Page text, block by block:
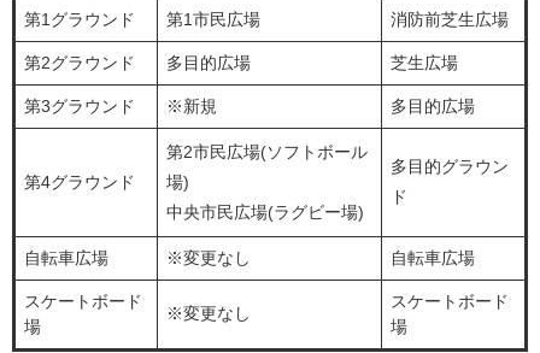
第1グラウンド 第1市民広場 消防前芝生広場
第2グラウンド 多目的広場 芝生広場
第3グラウンド ※新規 多目的広場
第4グラウンド
第2市民広場(ソフトボール
場)
中央市民広場(ラグビー場)
多目的グラウン
ド
自転車広場 ※変更なし 自転車広場
スケートボード
場
※変更なし
スケートボード
場